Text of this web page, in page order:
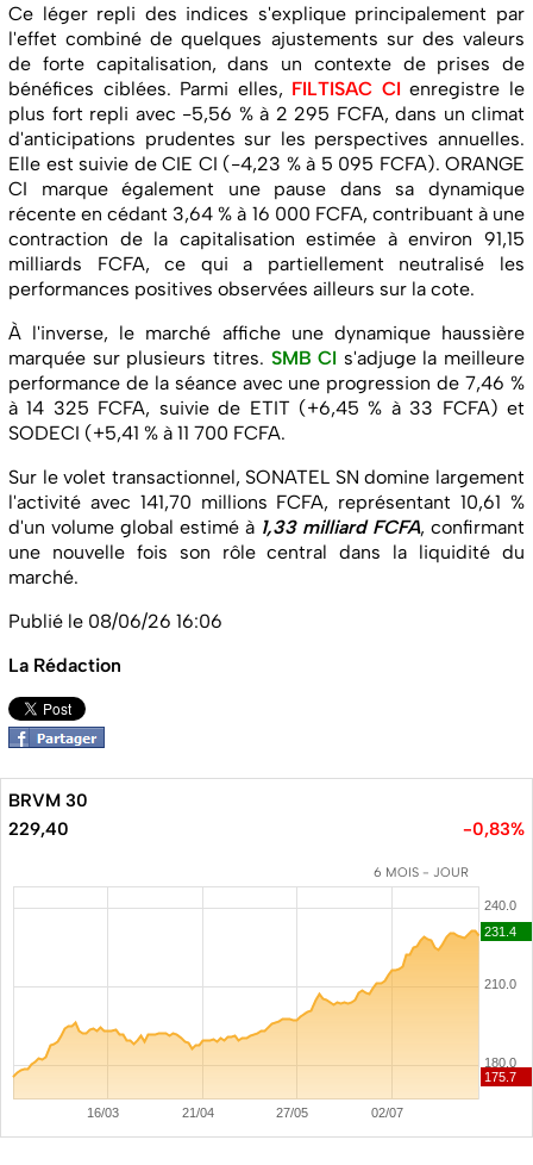
Ce léger repli des indices s'explique principalement par
l'effet combiné de quelques ajustements sur des valeurs
de forte capitalisation, dans un contexte de prises de
bénéfices ciblées. Parmi elles, FILTISAC CI enregistre le
plus fort repli avec -5,56 % à 2 295 FCFA, dans un climat
d'anticipations prudentes sur les perspectives annuelles.
Elle est suivie de CIE CI (-4,23 % à 5 095 FCFA). ORANGE
CI marque également une pause dans sa dynamique
récente en cédant 3,64 % à 16 000 FCFA, contribuant à une
contraction de la capitalisation estimée à environ 91,15
milliards FCFA, ce qui a partiellement neutralisé les
performances positives observées ailleurs sur la cote.
À l'inverse, le marché affiche une dynamique haussière
marquée sur plusieurs titres. SMB CI s'adjuge la meilleure
performance de la séance avec une progression de 7,46 %
à 14 325 FCFA, suivie de ETIT (+6,45 % à 33 FCFA) et
SODECI (+5,41 % à 11 700 FCFA.
Sur le volet transactionnel, SONATEL SN domine largement
l'activité avec 141,70 millions FCFA, représentant 10,61 %
d'un volume global estimé à 1,33 milliard FCFA, confirmant
une nouvelle fois son rôle central dans la liquidité du
marché.
Publié le 08/06/26 16:06
La Rédaction
BRVM 30
229,40
-0,83%
6 MOIS - JOUR